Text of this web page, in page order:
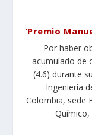
‘Premio
Por haber
acumulado de
(4.6) durante
Ingeniería
Colombia, sede
Químico,